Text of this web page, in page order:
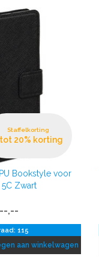
Staffelkorting
20% korting
Bookstyle voor
Zwart
,--
115
aan winkelwagen